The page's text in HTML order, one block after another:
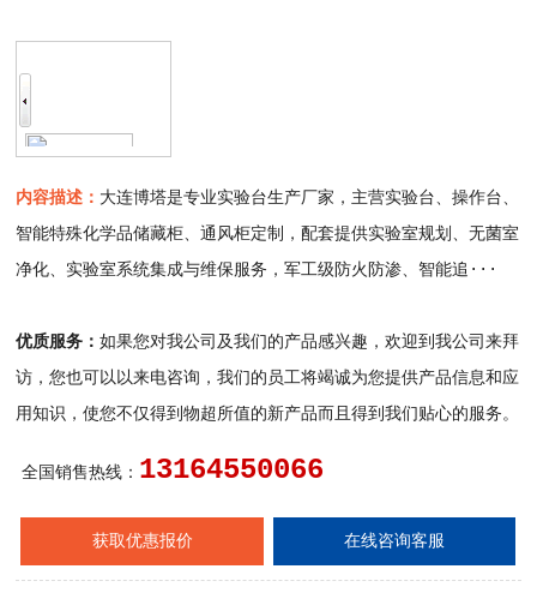
内容描述： 大连博塔是专业实验台生产厂家，主营实验台、操作台、
智能特殊化学品储藏柜、通风柜定制，配套提供实验室规划、无菌室
净化、实验室系统集成与维保服务，军工级防火防渗、智能追···
优质服务：如果您对我公司及我们的产品感兴趣，欢迎到我公司来拜
访，您也可以以来电咨询，我们的员工将竭诚为您提供产品信息和应
用知识，使您不仅得到物超所值的新产品而且得到我们贴心的服务。
全国销售热线： 13164550066
获取优惠报价 在线咨询客服